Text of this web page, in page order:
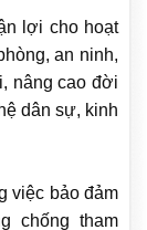
lợi cho hoạt
an ninh,
nâng cao đời
dân sự, kinh
việc bảo đảm
chống tham